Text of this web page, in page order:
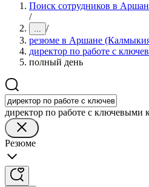
Поиск сотрудников в
/
... /
резюме в Аршане
директор по работе с
полный день
директор по работе с ключевыми
Резюме